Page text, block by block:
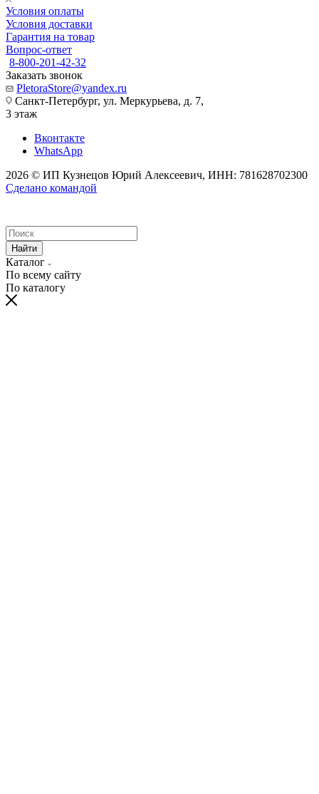
Условия оплаты
Условия доставки
Гарантия на товар
Вопрос-ответ
8-800-201-42-32
Заказать звонок
PletoraStore@yandex.ru
Санкт-Петербург, ул. Меркурьева, д. 7,
3 этаж
Вконтакте
WhatsApp
2026 © ИП Кузнецов Юрий Алексеевич, ИНН: 781628702300
Сделано командой
Найти
Каталог
По всему сайту
По каталогу